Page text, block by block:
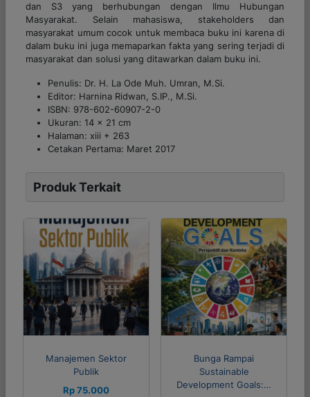
dan S3 yang berhubungan dengan Ilmu Hubungan
Masyarakat. Selain mahasiswa, stakeholders dan
masyarakat umum cocok untuk membaca buku ini karena di
dalam buku ini juga memaparkan fakta yang sering terjadi di
masyarakat dan solusi yang ditawarkan dalam buku ini.
Penulis: Dr. H. La Ode Muh. Umran, M.Si.
Editor: Harnina Ridwan, S.IP., M.Si.
ISBN: 978-602-60907-2-0
Ukuran: 14 x 21 cm
Halaman: xiii + 263
Cetakan Pertama: Maret 2017
Produk Terkait
Manajemen Sektor
Publik
Rp 75.000
Bunga Rampai
Sustainable
Development Goals:…